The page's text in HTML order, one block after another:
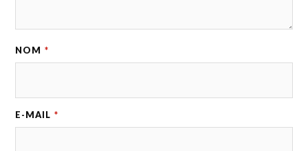
NOM *
E-MAIL *